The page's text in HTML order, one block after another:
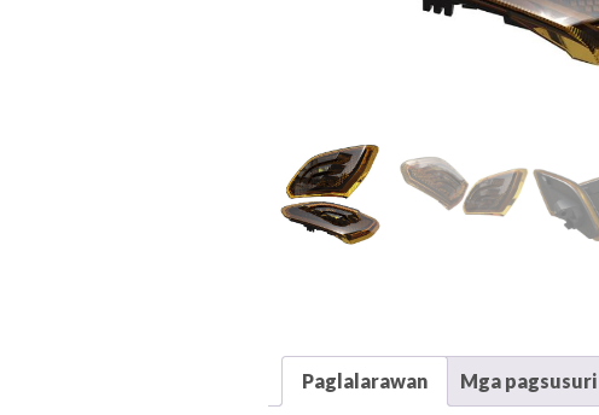
Paglalarawan Mga pagsusuri